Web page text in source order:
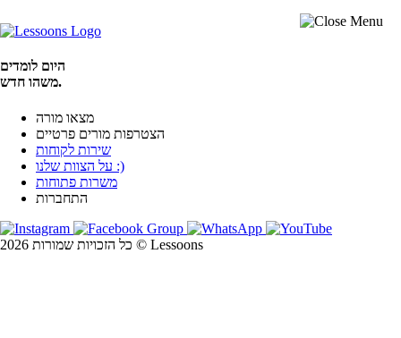
היום לומדים
משהו חדש.
מצאו מורה
הצטרפות מורים פרטיים
שירות לקוחות
על הצוות שלנו :)
משרות פתוחות
התחברות
כל הזכויות שמורות 2026 © Lessoons